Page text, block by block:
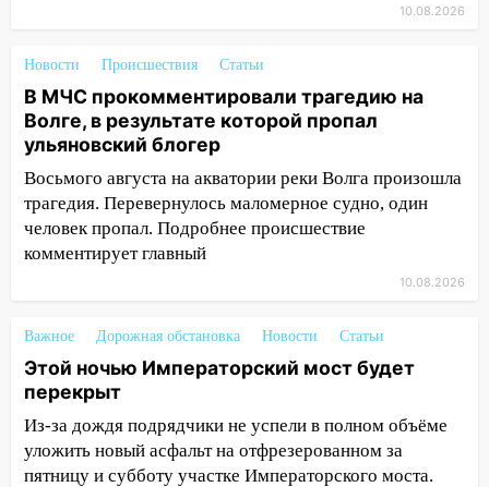
республике объявили траур
10:06 За выходные выпало больше
месячной нормы осадков и упало 111
деревьев в Ульяновске
10:00 В Кузоватово ураганный ветер
повредил кровли районного дома
культуры и школы
09:16
Утро ульяновских водителей
началось с «глухой» пробки на старом
мосту
09:10 Соцсети: на Московском шоссе в
Ульяновске произошла авария
10.08.2026
Новости Происшествия Статьи
В МЧС прокомментировали трагедию на
Волге, в результате которой пропал
ульяновский блогер
Восьмого августа на акватории реки Волга произошла
трагедия. Перевернулось маломерное судно, один
человек пропал. Подробнее происшествие
комментирует главный
10.08.2026
Важное Дорожная обстановка Новости Статьи
Этой ночью Императорский мост будет
перекрыт
Из-за дождя подрядчики не успели в полном объёме
уложить новый асфальт на отфрезерованном за
пятницу и субботу участке Императорского моста.